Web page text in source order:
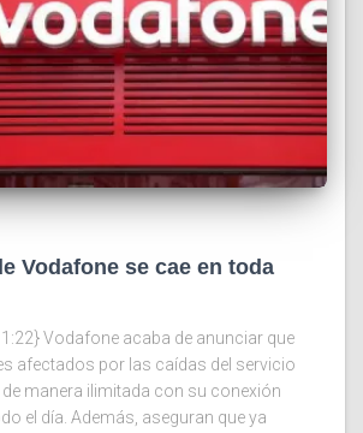
Vodafone se cae en toda
Vodafone acaba de anunciar que
afectados por las caídas del servicio
manera ilimitada con su conexión
el día. Además, aseguran que ya